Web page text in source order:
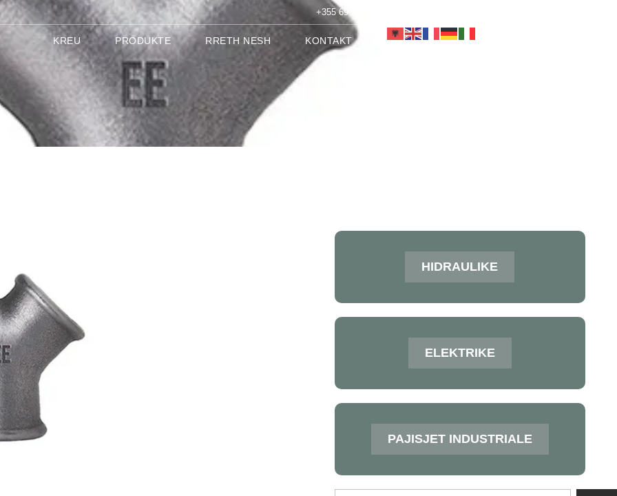
+355 69 251 1553
KREU PRODUKTE RRETH NESH KONTAKT
HIDRAULIKE
ELEKTRIKE
PAJISJET INDUSTRIALE